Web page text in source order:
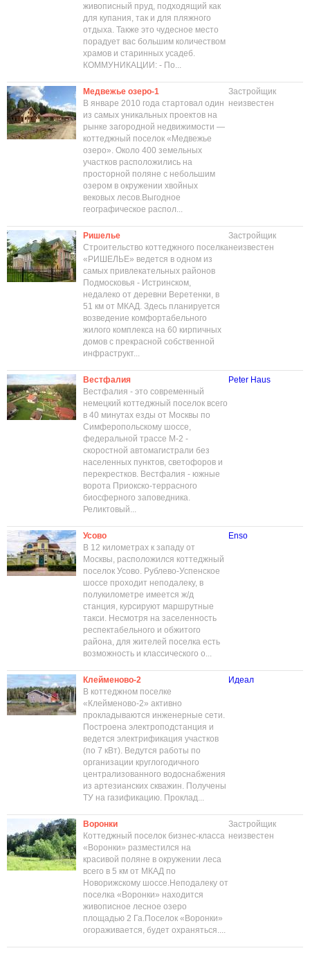
живописный пруд, подходящий как
для купания, так и для пляжного
отдыха. Также это чудесное место
порадует вас большим количеством
храмов и старинных усадеб.
КОММУНИКАЦИИ: - По...
Медвежье озеро-1
В январе 2010 года стартовал один
из самых уникальных проектов на
рынке загородной недвижимости —
коттеджный поселок «Медвежье
озеро». Около 400 земельных
участков расположились на
просторной поляне с небольшим
озером в окружении хвойных
вековых лесов.Выгодное
географическое распол...
Застройщик
неизвестен
Ришелье
Строительство коттеджного поселка
«РИШЕЛЬЕ» ведется в одном из
самых привлекательных районов
Подмосковья - Истринском,
недалеко от деревни Веретенки, в
51 км от МКАД. Здесь планируется
возведение комфортабельного
жилого комплекса на 60 кирпичных
домов с прекрасной собственной
инфраструкт...
Застройщик
неизвестен
Вестфалия
Вестфалия - это современный
немецкий коттеджный поселок всего
в 40 минутах езды от Москвы по
Симферопольскому шоссе,
федеральной трассе М-2 -
скоростной автомагистрали без
населенных пунктов, светофоров и
перекрестков. Вестфалия - южные
ворота Приокско-террасного
биосферного заповедника.
Реликтовый...
Peter Haus
Усово
В 12 километрах к западу от
Москвы, расположился коттеджный
поселок Усово. Рублево-Успенское
шоссе проходит неподалеку, в
полукилометре имеется ж/д
станция, курсируют маршрутные
такси. Несмотря на заселенность
респектабельного и обжитого
района, для жителей поселка есть
возможность и классического о...
Enso
Клейменово-2
В коттеджном поселке
«Клейменово-2» активно
прокладываются инженерные сети.
Построена электроподстанция и
ведется электрификация участков
(по 7 кВт). Ведутся работы по
организации круглогодичного
централизованного водоснабжения
из артезианских скважин. Получены
ТУ на газификацию. Проклад...
Идеал
Воронки
Коттеджный поселок бизнес-класса
«Воронки» разместился на
красивой поляне в окружении леса
всего в 5 км от МКАД по
Новорижскому шоссе.Неподалеку от
поселка «Воронки» находится
живописное лесное озеро
площадью 2 Га.Поселок «Воронки»
огораживается, будет охраняться....
Застройщик
неизвестен